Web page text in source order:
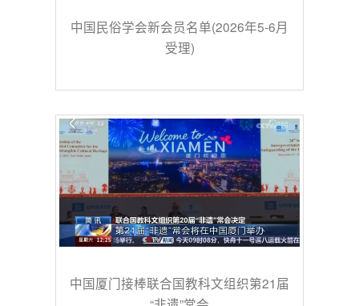
中国民俗学会新会员名单(2026年5-6月
受理)
中国厦门接棒联合国教科文组织第21届